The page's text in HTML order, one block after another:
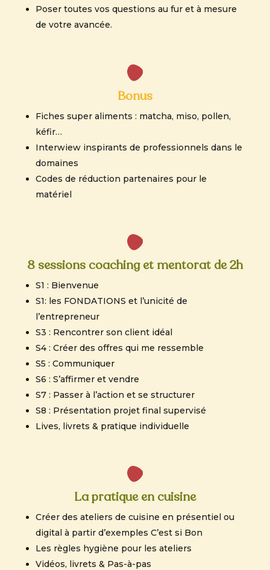
Poser toutes vos questions au fur et à mesure
de votre avancée.
Bonus
Fiches super aliments : matcha, miso, pollen,
kéfir…
Interwiew inspirants de professionnels dans le
domaines
Codes de réduction partenaires pour le
matériel
8 sessions coaching et mentorat de 2h
S1 : Bienvenue
S1: les FONDATIONS et l’unicité de
l’entrepreneur
S3 : Rencontrer son client idéal
S4 : Créer des offres qui me ressemble
S5 : Communiquer
S6 : S’affirmer et vendre
S7 : Passer à l’action et se structurer
S8 : Présentation projet final supervisé
Lives, livrets & pratique individuelle
La pratique en cuisine
Créer des ateliers de cuisine en présentiel ou
digital à partir d’exemples C’est si Bon
Les règles hygiène pour les ateliers
Vidéos, livrets & Pas-à-pas